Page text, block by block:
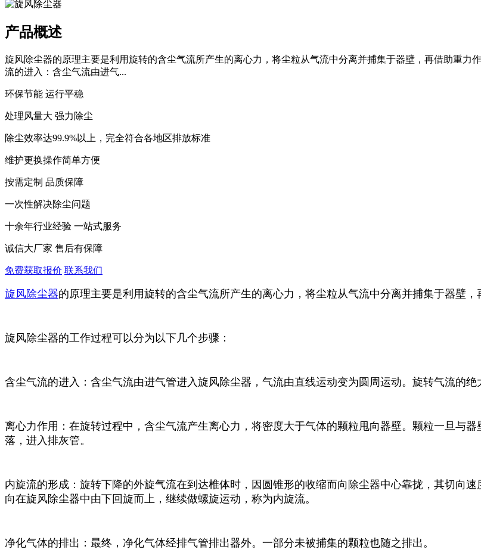
产品概述
旋风除尘器的原理主要是利用旋转的含尘气流所产生的离心力，将尘粒从气流中分离并捕集于器壁，再借助重
流的进入‌：含尘气流由进气...
环保节能 运行平稳
处理风量大 强力除尘
除尘效率达99.9%以上，完全符合各地区排放标准
维护更换操作简单方便
按需定制 品质保障
一次性解决除尘问题
十余年行业经验 一站式服务
诚信大厂家 售后有保障
免费获取报价 联系我们
‌旋风除尘器的原理主要是利用旋转的含尘气流所产生的离心力，将尘粒从气流中分离并捕集于器壁，
旋风除尘器的工作过程可以分为以下几个步骤：
含尘气流的进入‌：含尘气流由进气管进入旋风除尘器，气流由直线运动变为圆周运动。旋转气流的
离心力作用‌：在旋转过程中，含尘气流产生离心力，将密度大于气体的颗粒甩向器壁。颗粒一旦与
落，进入排灰管。
内旋流的形成‌：旋转下降的外旋气流在到达椎体时，因圆锥形的收缩而向除尘器中心靠拢，其切向
向在旋风除尘器中由下回旋而上，继续做螺旋运动，称为内旋流。
‌净化气体的排出‌：最终，净化气体经排气管排出器外。一部分未被捕集的颗粒也随之排出。